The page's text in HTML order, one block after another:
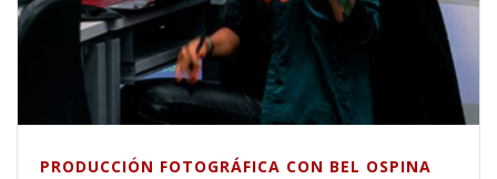
PRODUCCIÓN FOTOGRÁFICA CON BEL OSPINA